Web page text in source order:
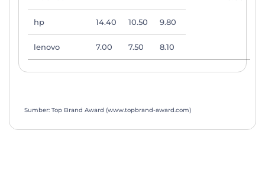
hp 14.40 10.50 9.80
lenovo 7.00 7.50 8.10
Sumber: Top Brand Award (www.topbrand-award.com)